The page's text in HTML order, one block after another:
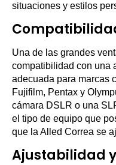
situaciones y estilos
Una de las grandes
compatibilidad con una
adecuada para marcas
Fujifilm, Pentax y
cámara DSLR o una
el tipo de equipo que
que la Alled Correa se
Ajustabilidad